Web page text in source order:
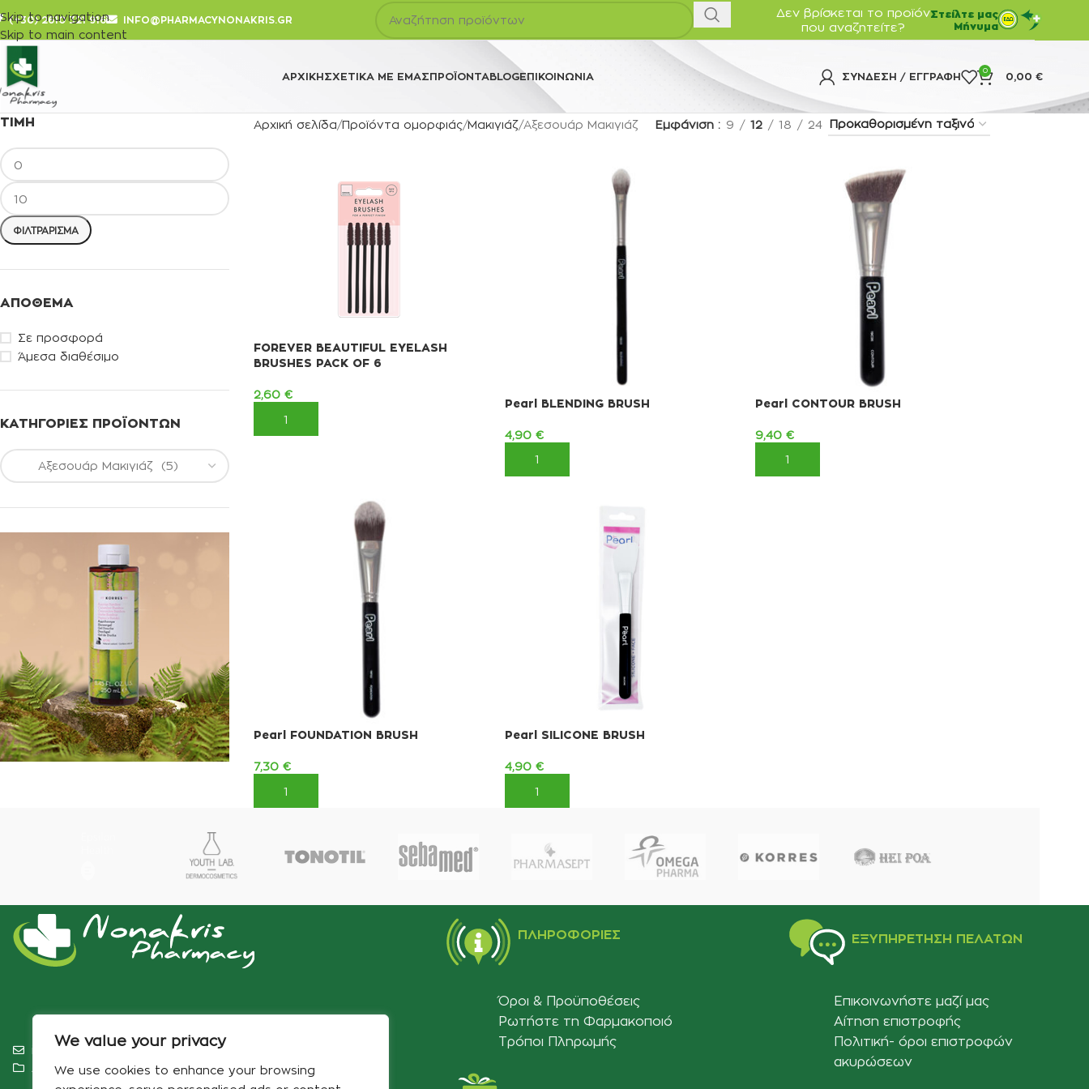
We value your privacy
We use cookies to enhance your browsing
Skip to navigation
Skip to main content
(+30) 2610 321 916 INFO@PHARMACYNONAKRIS.GR
Δεν βρίσκεται το προϊόν
που αναζητείτε?
Στείλτε μας
Μήνυμα
ΑΡΧΙΚΉΣΧΕΤΙΚΆ ΜΕ ΕΜΆΣΠΡΟΪΌΝΤΑBLOGΕΠΙΚΟΙΝΩΝΊΑ ΣΎΝΔΕΣΗ / ΕΓΓΡΑΦΉ
0
0,00 €
ΤΙΜΉ
ΦΙΛΤΡΆΡΙΣΜΑ
ΑΠΌΘΕΜΑ
Σε προσφορά
Άμεσα διαθέσιμο
ΚΑΤΗΓΟΡΊΕΣ ΠΡΟΪΌΝΤΩΝ
Αρχική σελίδα Προϊόντα ομορφιάς Μακιγιάζ Αξεσουάρ Μακιγιάζ Εμφάνιση 9 12 18 24
FOREVER BEAUTIFUL EYELASH
BRUSHES PACK OF 6
2,60 €
ΠΡΟΣΘΉΚΗ ΣΤΟ ΚΑΛΆΘΙ
Pearl BLENDING BRUSH
4,90 €
ΠΡΟΣΘΉΚΗ ΣΤΟ ΚΑΛΆΘΙ
Pearl CONTOUR BRUSH
9,40€
ΠΡΟΣΘΉΚΗ ΣΤΟ ΚΑΛΆΘΙ
Pearl FOUNDATION BRUSH
7,30 €
ΠΡΟΣΘΉΚΗ ΣΤΟ ΚΑΛΆΘΙ
Pearl SILICONE BRUSH
4,90 €
ΠΡΟΣΘΉΚΗ ΣΤΟ ΚΑΛΆΘΙ
info@pharmacynonakris.gr
Αρ. ΓΕΜΗ 180898516000‬
ΠΛΗΡΟΦΟΡΊΕΣ
Όροι & Προϋποθέσεις
Ρωτήστε τη Φαρμακοποιό
Τρόποι Πληρωμής
ΕΞΥΠΗΡΈΤΗΣΗ ΠΕΛΑΤΏΝ
Επικοινωνήστε μαζί μας
Αίτηση επιστροφής
Πολιτική- όροι επιστροφών
ακυρώσεων